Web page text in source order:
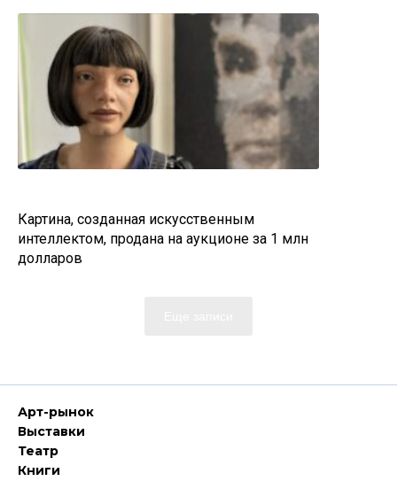
Картина, созданная искусственным
интеллектом, продана на аукционе за 1 млн
долларов
Арт-рынок
Выставки
Театр
Книги